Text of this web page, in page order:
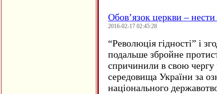
Обов’язок церкви –
2016-02-17 02:45:28
“Революція гідності” і
подальше збройне
спричинили в свою чергу
середовища України за
національного